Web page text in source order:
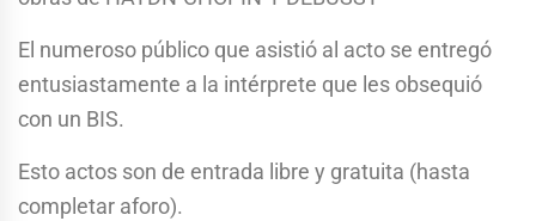
El numeroso público que asistió al acto se entregó
entusiastamente a la intérprete que les obsequió
con un BIS.
Esto actos son de entrada libre y gratuita (hasta
completar aforo).